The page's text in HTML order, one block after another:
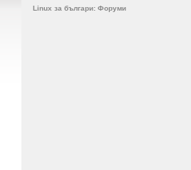
Linux за българи: Форуми